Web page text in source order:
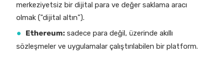
merkeziyetsiz bir dijital para ve değer saklama aracı
olmak ("dijital altın").
Ethereum: sadece para değil, üzerinde akıllı
sözleşmeler ve uygulamalar çalıştırılabilen bir platform.